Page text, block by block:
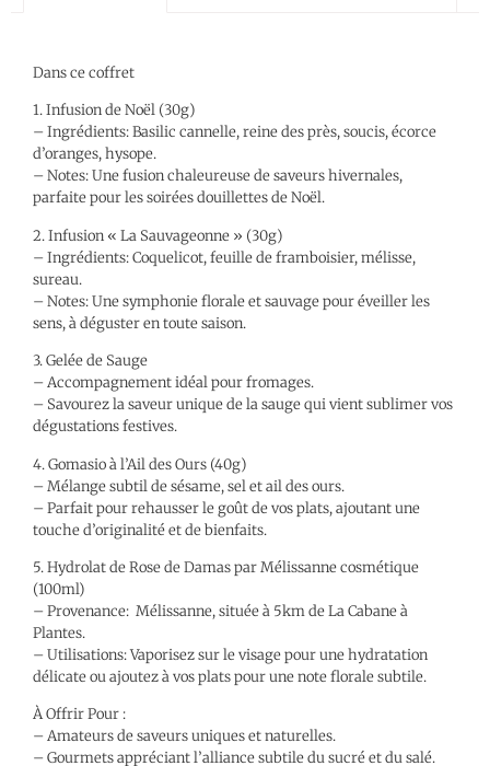
Dans ce coffret
1. Infusion de Noël (30g)
– Ingrédients: Basilic cannelle, reine des près, soucis, écorce
d’oranges, hysope.
– Notes: Une fusion chaleureuse de saveurs hivernales,
parfaite pour les soirées douillettes de Noël.
2. Infusion « La Sauvageonne » (30g)
– Ingrédients: Coquelicot, feuille de framboisier, mélisse,
sureau.
– Notes: Une symphonie florale et sauvage pour éveiller les
sens, à déguster en toute saison.
3. Gelée de Sauge
– Accompagnement idéal pour fromages.
– Savourez la saveur unique de la sauge qui vient sublimer vos
dégustations festives.
4. Gomasio à l’Ail des Ours (40g)
– Mélange subtil de sésame, sel et ail des ours.
– Parfait pour rehausser le goût de vos plats, ajoutant une
touche d’originalité et de bienfaits.
5. Hydrolat de Rose de Damas par Mélissanne cosmétique
(100ml)
– Provenance: Mélissanne, située à 5km de La Cabane à
Plantes.
– Utilisations: Vaporisez sur le visage pour une hydratation
délicate ou ajoutez à vos plats pour une note florale subtile.
À Offrir Pour :
– Amateurs de saveurs uniques et naturelles.
– Gourmets appréciant l’alliance subtile du sucré et du salé.